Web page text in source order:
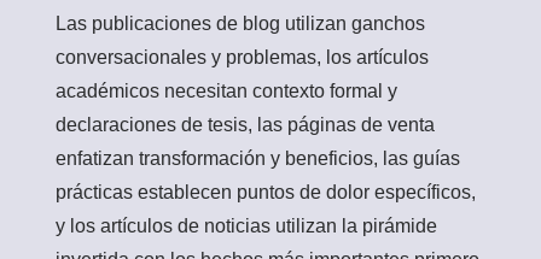
Las publicaciones de blog utilizan ganchos
conversacionales y problemas, los artículos
académicos necesitan contexto formal y
declaraciones de tesis, las páginas de venta
enfatizan transformación y beneficios, las guías
prácticas establecen puntos de dolor específicos,
y los artículos de noticias utilizan la pirámide